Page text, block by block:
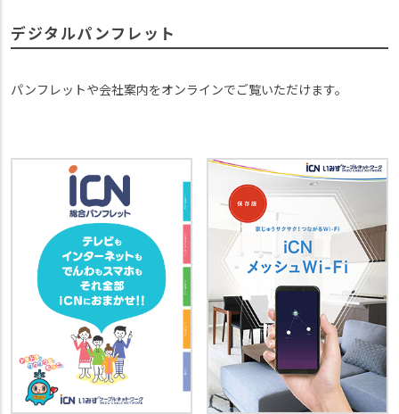
デジタルパンフレット
パンフレットや会社案内をオンラインでご覧いただけます。